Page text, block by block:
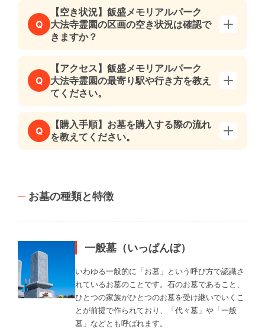
Q
【空き状況】飯盛メモリアルパーク
大法寺霊園の区画の空き状況は確認で
きますか？
Q
【アクセス】飯盛メモリアルパーク
大法寺霊園の最寄り駅や行き方を教え
てください。
Q
【購入手順】お墓を購入する際の流れ
を教えてください。
お墓の種類と特徴
一般墓（いっぱんぼ）
いわゆる一般的に「お墓」という呼び方で認識さ
れているお墓のことです。石のお墓であること、
ひとつの家族がひとつのお墓を受け継いでいくこ
とが前提で作られており、「代々墓」や「一般
墓」などとも呼ばれます。